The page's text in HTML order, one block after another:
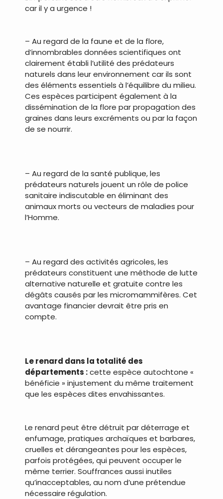
car il y a urgence !
– Au regard de la faune et de la flore,
d’innombrables données scientifiques ont
clairement établi l’utilité des prédateurs
naturels dans leur environnement car ils sont
des éléments essentiels à l’équilibre du milieu.
Ces espèces participent également à la
dissémination de la flore par propagation des
graines dans leurs excréments ou par la façon
de se nourrir.
– Au regard de la santé publique, les
prédateurs naturels jouent un rôle de police
sanitaire indiscutable en éliminant des
animaux morts ou vecteurs de maladies pour
l’Homme.
– Au regard des activités agricoles, les
prédateurs constituent une méthode de lutte
alternative naturelle et gratuite contre les
dégâts causés par les micromammifères. Cet
avantage financier devrait être pris en
compte.
Le renard dans la totalité des
départements :cette espèce autochtone «
bénéficie » injustement du même traitement
que les espèces dites envahissantes.
Le renard peut être détruit par déterrage et
enfumage, pratiques archaïques et barbares,
cruelles et dérangeantes pour les espèces,
parfois protégées, qui peuvent occuper le
même terrier. Souffrances aussi inutiles
qu’inacceptables, au nom d’une prétendue
nécessaire régulation.